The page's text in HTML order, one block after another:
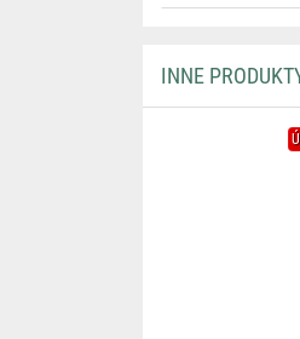
INNE